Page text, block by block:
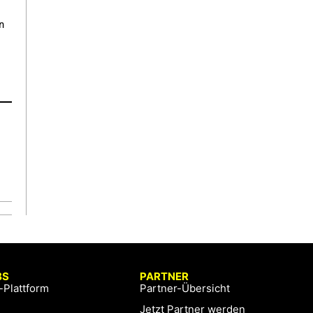
Plattform
PARTNER
Partner-Übersicht
Jetzt Partner werden